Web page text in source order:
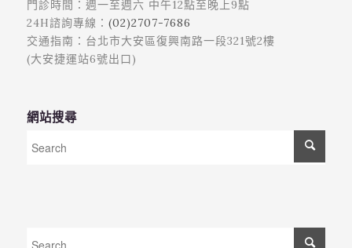
門診時間：週一至週六 中午12點至晚上9點
24H諮詢專線： (02)2707-7686
交通指南：台北市大安區復興南路一段321號2樓
(大安捷運站6號出口)
網站搜尋